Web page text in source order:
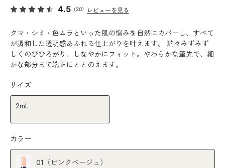
4.5 （20） レビューを見る
クマ・シミ・色ムラといった肌の悩みを自然にカバーし、すべて
が調和した透明感あふれる仕上がりを叶えます。 瑞々みずみず
しくのびひろがり、しなやかにフィット。やわらかな筆先で、細
かな部分まで端正にととのえます。
サイズ
2mL
カラー
01（ピンクベージュ）